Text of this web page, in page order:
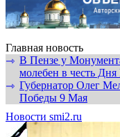
Главная новость
⇾ В Пензе у
молебен в честь
⇾ Губернатор Олег
Победы 9 Мая
Новости smi2.ru